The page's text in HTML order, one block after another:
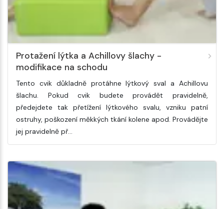
Protažení lýtka a Achillovy šlachy -
modifikace na schodu
Tento cvik důkladně protáhne lýtkový sval a Achillovu
šlachu. Pokud cvik budete provádět pravidelně,
předejdete tak přetížení lýtkového svalu, vzniku patní
ostruhy, poškození měkkých tkání kolene apod. Provádějte
jej pravidelně př…